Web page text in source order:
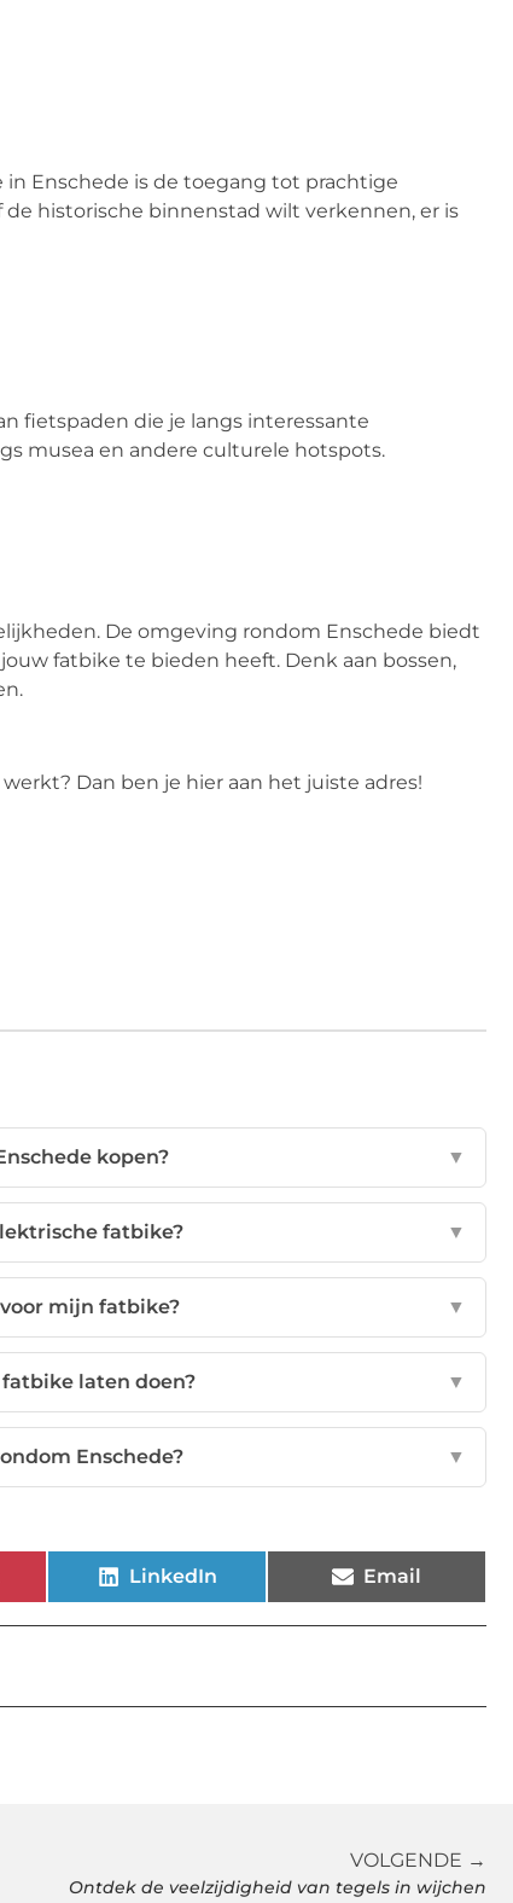
Enschede is de toegang tot prachtige
historische binnenstad wilt verkennen, er is
fietspaden die je langs interessante
musea en andere culturele hotspots.
De omgeving rondom Enschede biedt
fatbike te bieden heeft. Denk aan bossen,
werkt? Dan ben je hier aan het juiste adres!
kopen? ▼
fatbike? ▼
mijn fatbike? ▼
laten doen? ▼
Enschede? ▼
LinkedIn Email
VOLGENDE →
Ontdek de veelzijdigheid van tegels in wijchen